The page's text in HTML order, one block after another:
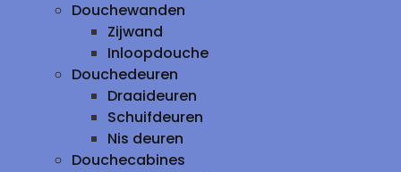
Douchewanden
Zijwand
Inloopdouche
Douchedeuren
Draaideuren
Schuifdeuren
Nis deuren
Douchecabines